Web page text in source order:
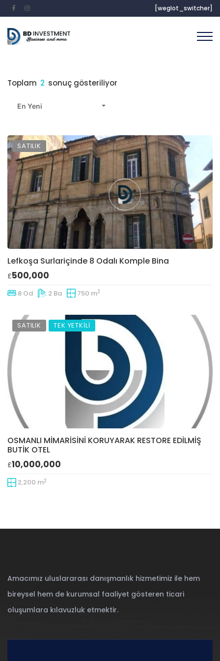
[weglot_switcher]
Toplam 2 sonuç gösteriliyor
En Yeni
SATILIK
Lefkoşa Surlariçinde 8 Odalı Komple Bina
£500,000
8 Od 2 Ba 750 m2
SATILIK TEK YETKİLİ
OSMANLI MİMARİSİNİ KORUYARAK RESTORE EDİLMİŞ
BUTİK OTEL
£10,000,000
2,200 m2
Amacımız uluslararası danışmanlık hizmetimiz ile hem
bireysel hem de kurumsal faaliyet gösteren ticari
oluşumlara kılavuzluk etmektir.